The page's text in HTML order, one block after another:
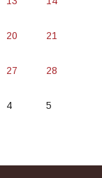
20 21
27 28
4 5